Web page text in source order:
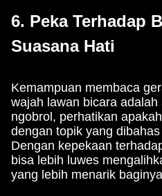
6. Peka Terhadap
Suasana Hati
Kemampuan membaca
wajah lawan bicara
ngobrol, perhatikan
dengan topik yang
Dengan kepekaan
bisa lebih luwes
yang lebih menarik